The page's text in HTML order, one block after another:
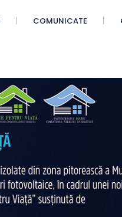
COMUNICATE